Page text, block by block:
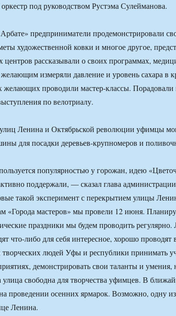
под руководством Рустэма Сулейманова.
предприниматели продемонстрировали
художественной ковки и многое другое,
центров рассказывали о своих программах,
измеряли давление и уровень сахара в
желающих проводили мастер-классы. Порадовали
по велотриалу.
Ленина и Октябрьской революции уфимцы
для посадки деревьев-крупномеров и
популярностью у горожан, идею
поддержали, — сказал глава
такой эксперимент с перекрытием улицы
«Города мастеров» мы провели 12 июня.
праздники мы будем проводить регулярно.
что-либо для себя интересное, хорошо проводят
людей Уфы и республики принимать
демонстрировать свои таланты и умения,
улица свободна для творчества уфимцев. В
проведении осенних ярмарок. Возможно, одну
Ленина.